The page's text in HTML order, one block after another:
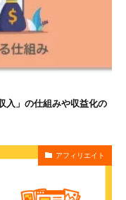
入」の仕組みや収益化の
アフィリエイト